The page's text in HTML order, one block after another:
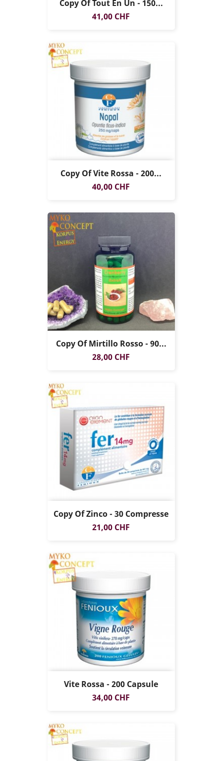
Copy Of Tout En Un - 150...
Prezzo
41,00 CHF
Copy Of Vite Rossa - 200...
Prezzo
40,00 CHF
Copy Of Mirtillo Rosso - 90...
Prezzo
28,00 CHF
Copy Of Zinco - 30 Compresse
Prezzo
21,00 CHF
Vite Rossa - 200 Capsule
Prezzo
34,00 CHF